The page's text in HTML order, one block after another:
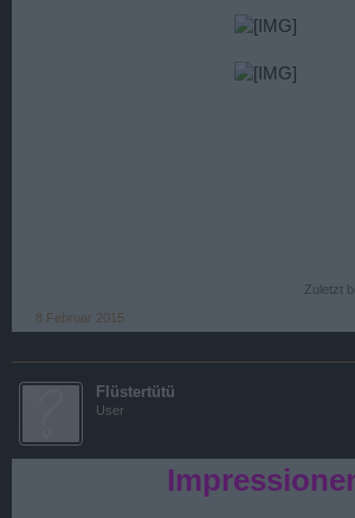
Zuletzt
8 Februar 2015
Flüstertütü
User